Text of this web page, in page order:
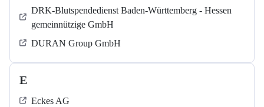
DRK-Blutspendedienst Baden-Württemberg - Hessen
gemeinnützige GmbH
DURAN Group GmbH
E
Eckes AG